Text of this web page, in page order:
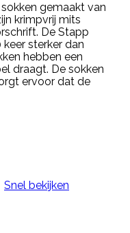
gemaakt van
krimpvrij mits
De Stapp
sterker dan
hebben een
draagt. De sokken
ervoor dat de
Snel bekijken